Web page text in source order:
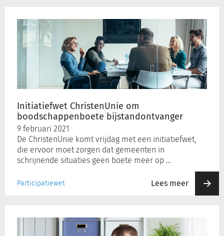
Initiatiefwet ChristenUnie om
boodschappenboete bijstandontvanger
9 februari 2021
De ChristenUnie komt vrijdag met een initiatiefwet,
die ervoor moet zorgen dat gemeenten in
schrijnende situaties geen boete meer op …
Participatiewet Lees meer
ChristenUnie
boodschappenboete
bijstandontvanger